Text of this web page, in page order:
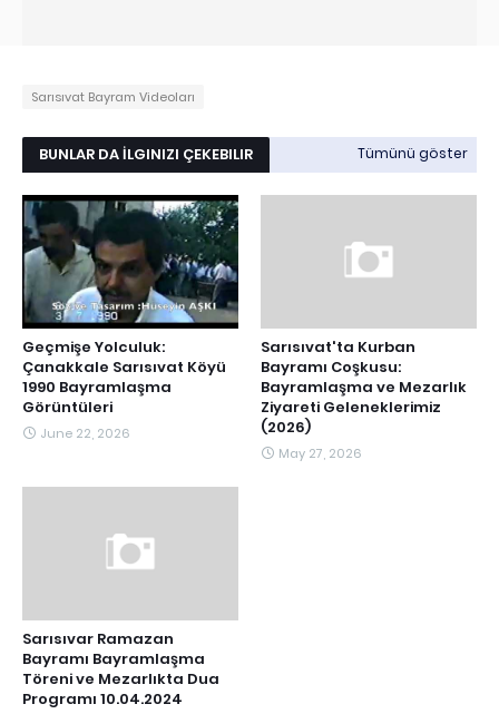
Sarısıvat Bayram Videoları
BUNLAR DA İLGINIZI ÇEKEBILIR Tümünü göster
Geçmişe Yolculuk:
Çanakkale Sarısıvat Köyü
1990 Bayramlaşma
Görüntüleri
June 22, 2026
Sarısıvat'ta Kurban
Bayramı Coşkusu:
Bayramlaşma ve Mezarlık
Ziyareti Geleneklerimiz
(2026)
May 27, 2026
Sarısıvar Ramazan
Bayramı Bayramlaşma
Töreni ve Mezarlıkta Dua
Programı 10.04.2024